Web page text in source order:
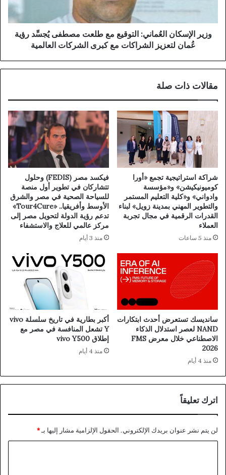
وزير الإسكان العُماني: التوقيع مع طلعت مصطفى يُجسِّد رؤية
عُمان لتعزيز الشراكات مع كبرى الشركات العالمية
مقالات ذات صلة
شراكة استراتيجية تجمع «أورا
كوميونيكيشن» و«مؤسسة
وادواني» و«كلية التعليم المستمر
والتطوير المهني بمدينة زويل» لبناء
القدرات الرقمية في مجال تجربة
العملاء
منذ 5 ساعات
فيكسد مصر (FEDIS) وحلول
تتشاركان في تطوير أول منصة
للسياحة الصحية في مصر والشرق
الأوسط وأفريقيا.. «Tour4Cure»
تدعم رؤية الدولة لتحويل مصر إلى
مركز عالمي للعلاج والاستشفاء
منذ 3 أيام
سانديسك تستعرض أحدث ابتكارات
NAND لعصر استدلال الذكاء
الاصطناعي خلال معرض FMS
2026
منذ 4 أيام
أكبر بطارية في تاريخ سلسلة vivo
Y تشعل المنافسة في مصر مع
إطلاق vivo Y500
منذ 4 أيام
اترك تعليقاً
لن يتم نشر عنوان بريدك الإلكتروني. الحقول الإلزامية مشار إليها بـ*